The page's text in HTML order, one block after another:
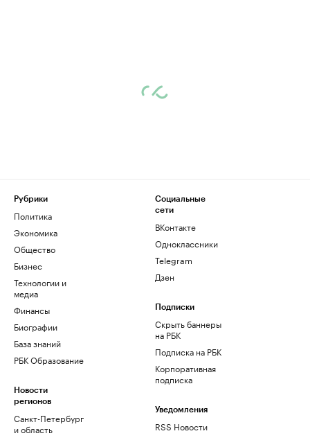
Рубрики
Политика
Экономика
Общество
Бизнес
Технологии и
медиа
Финансы
Биографии
База знаний
РБК Образование
Новости
регионов
Санкт-Петербург
и область
Социальные
сети
ВКонтакте
Одноклассники
Telegram
Дзен
Подписки
Скрыть баннеры
на РБК
Подписка на РБК
Корпоративная
подписка
Уведомления
RSS Новости